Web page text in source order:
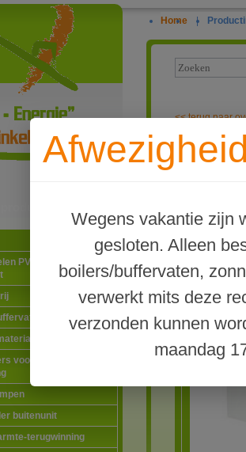
PV-systemen
en toebehoren
voor warmtapwater en
buitenunit
terugwinning
Home |
Wegens vakantie zijn
gesloten. Alleen
boilers/buffervaten,
verwerkt mits deze
verzonden kunnen
maandag
<<terug naar
POW-LCD